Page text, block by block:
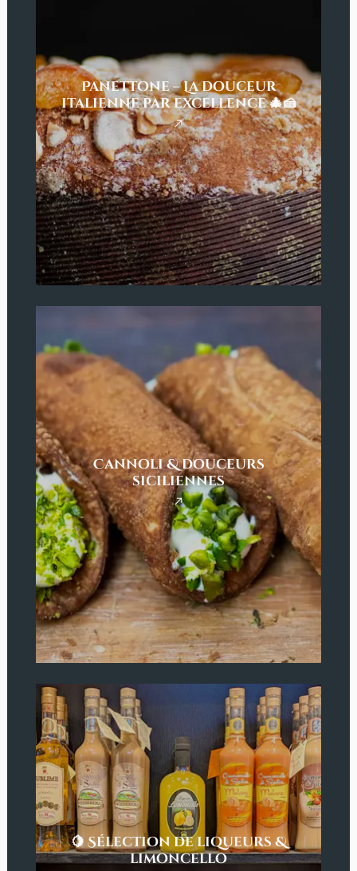
Panettone – La douceur
italienne par excellence 🎄🍰
Cannoli & douceurs
siciliennes
🍋 Sélection de liqueurs &
limoncello